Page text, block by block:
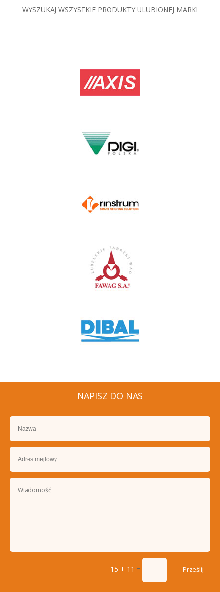
WYSZUKAJ WSZYSTKIE PRODUKTY ULUBIONEJ MARKI
NAPISZ DO NAS
15 + 11 = Prześlij